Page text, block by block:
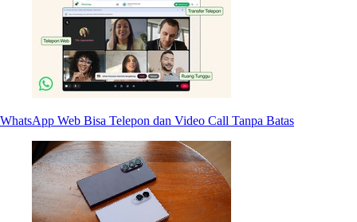
WhatsApp Web Bisa Telepon dan Video Call Tanpa Batas